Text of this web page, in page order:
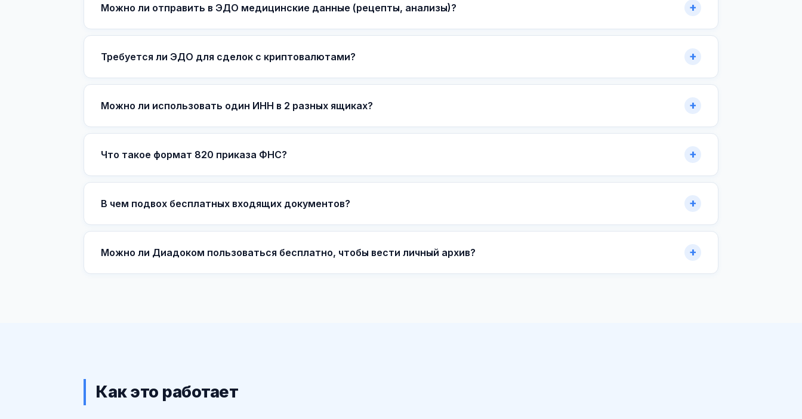
Можно ли отправить в ЭДО медицинские данные (рецепты, анализы)?
Требуется ли ЭДО для сделок с криптовалютами?
Можно ли использовать один ИНН в 2 разных ящиках?
Что такое формат 820 приказа ФНС?
В чем подвох бесплатных входящих документов?
Можно ли Диадоком пользоваться бесплатно, чтобы вести личный архив?
Как это работает